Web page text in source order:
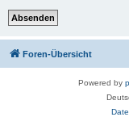
Foren-Übersicht
Powered by